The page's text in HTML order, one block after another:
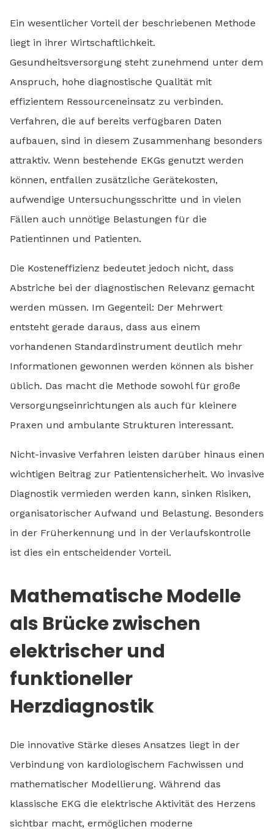
Ein wesentlicher Vorteil der beschriebenen Methode
liegt in ihrer Wirtschaftlichkeit.
Gesundheitsversorgung steht zunehmend unter dem
Anspruch, hohe diagnostische Qualität mit
effizientem Ressourceneinsatz zu verbinden.
Verfahren, die auf bereits verfügbaren Daten
aufbauen, sind in diesem Zusammenhang besonders
attraktiv. Wenn bestehende EKGs genutzt werden
können, entfallen zusätzliche Gerätekosten,
aufwendige Untersuchungsschritte und in vielen
Fällen auch unnötige Belastungen für die
Patientinnen und Patienten.
Die Kosteneffizienz bedeutet jedoch nicht, dass
Abstriche bei der diagnostischen Relevanz gemacht
werden müssen. Im Gegenteil: Der Mehrwert
entsteht gerade daraus, dass aus einem
vorhandenen Standardinstrument deutlich mehr
Informationen gewonnen werden können als bisher
üblich. Das macht die Methode sowohl für große
Versorgungseinrichtungen als auch für kleinere
Praxen und ambulante Strukturen interessant.
Nicht-invasive Verfahren leisten darüber hinaus einen
wichtigen Beitrag zur Patientensicherheit. Wo invasive
Diagnostik vermieden werden kann, sinken Risiken,
organisatorischer Aufwand und Belastung. Besonders
in der Früherkennung und in der Verlaufskontrolle
ist dies ein entscheidender Vorteil.
Mathematische Modelle
als Brücke zwischen
elektrischer und
funktioneller
Herzdiagnostik
Die innovative Stärke dieses Ansatzes liegt in der
Verbindung von kardiologischem Fachwissen und
mathematischer Modellierung. Während das
klassische EKG die elektrische Aktivität des Herzens
sichtbar macht, ermöglichen moderne